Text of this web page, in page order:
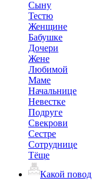
Сыну
Тестю
Женщине
Бабушке
Дочери
Жене
Любимой
Маме
Начальнице
Невестке
Подруге
Свекрови
Сестре
Сотруднице
Тёще
Какой повод